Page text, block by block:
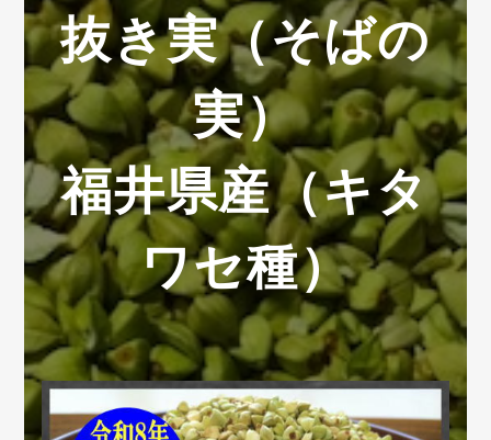
抜き実（そばの
実）
福井県産（キタ
ワセ種）